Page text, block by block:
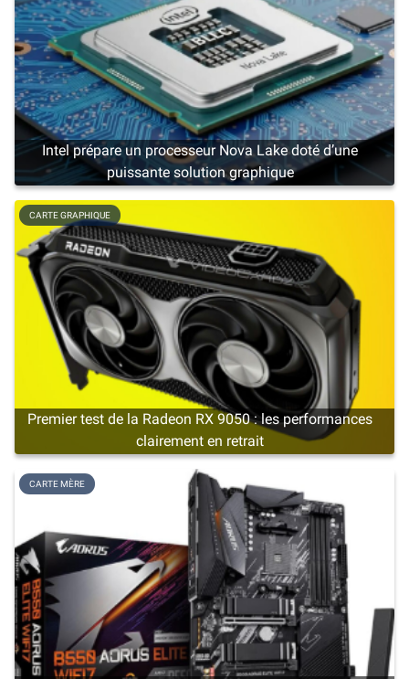
Intel prépare un processeur Nova Lake doté d’une
puissante solution graphique
Premier test de la Radeon RX 9050 : les performances
clairement en retrait
CARTE GRAPHIQUE
CARTE MÈRE